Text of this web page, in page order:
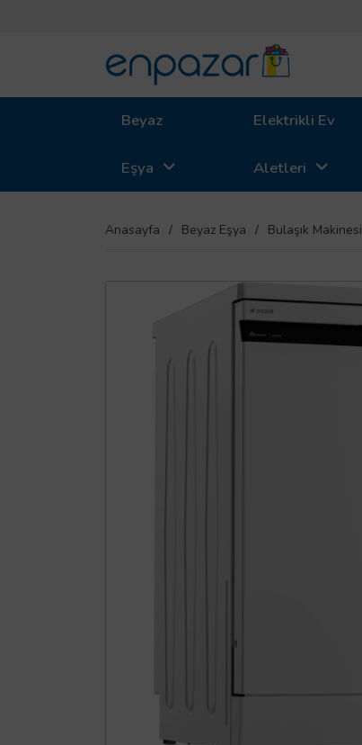
Beyaz
Eşya
Elektrikli Ev
Aletleri
Anasayfa Beyaz Eşya Bulaşık Makinesi